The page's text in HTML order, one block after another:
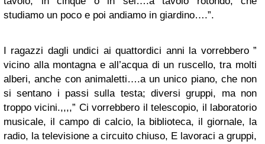
studiamo un poco e poi andiamo in giardino….”.
I ragazzi dagli undici ai quattordici anni la vorrebbero ”
vicino alla montagna e all’acqua di un ruscello, tra molti
alberi, anche con animaletti….a un unico piano, che non
si sentano i passi sulla testa; diversi gruppi, ma non
troppo vicini.,,,,” Ci vorrebbero il telescopio, il laboratorio
musicale, il campo di calcio, la biblioteca, il giornale, la
radio, la televisione a circuito chiuso, E lavoraci a gruppi,